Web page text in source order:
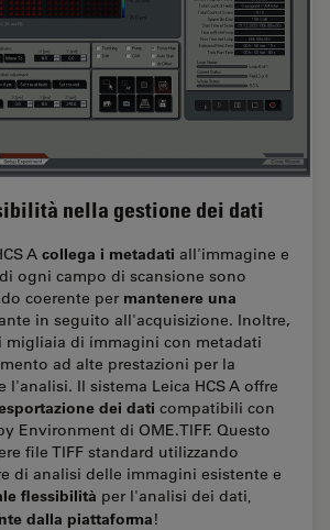
nella gestione dei dati
A collega i metadati all'immagine e
ogni campo di scansione sono
coerente per mantenere una
in seguito all'acquisizione. Inoltre,
migliaia di immagini con metadati
ad alte prestazioni per la
l'analisi. Il sistema Leica HCS A offre
dei dati compatibili con
Environment di OME.TIFF. Questo
file TIFF standard utilizzando
di analisi delle immagini esistente e
flessibilità per l'analisi dei dati
dalla piattaforma!